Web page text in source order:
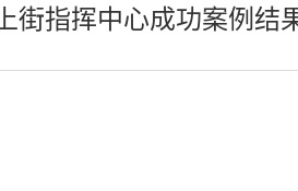
街指挥中心成功案例结